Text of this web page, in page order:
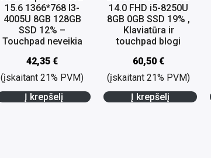
15.6 1366*768 I3-
4005U 8GB 128GB
SSD 12% –
Touchpad neveikia
42,35€
(įskaitant 21% PVM)
Į krepšelį
14.0 FHD i5-8250U
8GB 0GB SSD 19% ,
Klaviatūra ir
touchpad blogi
60,50€
(įskaitant 21% PVM)
Į krepšelį